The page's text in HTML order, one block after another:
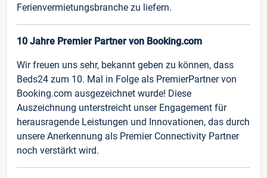
Ferienvermietungsbranche zu liefern.
10 Jahre Premier Partner von Booking.com
Wir freuen uns sehr, bekannt geben zu können, dass
Beds24 zum 10. Mal in Folge als PremierPartner von
Booking.com ausgezeichnet wurde! Diese
Auszeichnung unterstreicht unser Engagement für
herausragende Leistungen und Innovationen, das durch
unsere Anerkennung als Premier Connectivity Partner
noch verstärkt wird.